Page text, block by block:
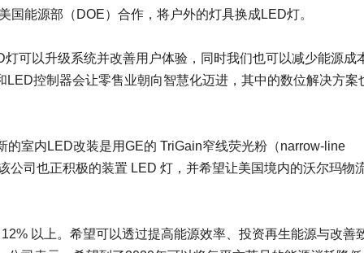
能源部（DOE）合作，将户外的灯具换成LED灯。
可以升级系统并改善用户体验，同时我们也可以减少能源成
控制器会让零售业朝向智慧化迈进，其中的数位解决方案
室内LED改装是用GE的 TriGain窄线荧光粉（narrow-line
公司也正积极的装置 LED 灯，并希望让美国境内的沃尔玛物
以上。希望可以透过提高能源效率、投资再生能源与改善